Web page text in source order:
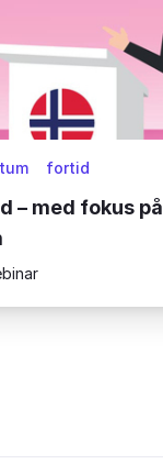
fortid
– med fokus på